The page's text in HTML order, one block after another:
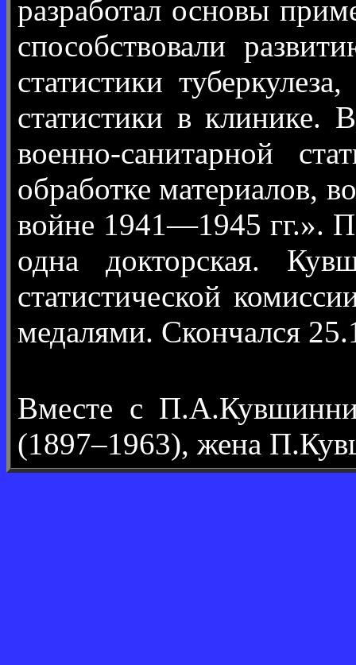
разработал основы
способствовали
статистики
статистики в клинике.
военно-санитарной
обработке материалов,
войне 1941—1945 гг.».
одна докторская.
статистической
медалями. Скончался
Вместе с
(1897–1963), жена